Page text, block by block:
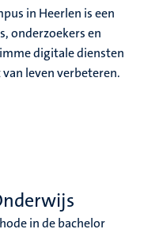
in Heerlen is een
onderzoekers en
digitale diensten
leven verbeteren.
in de bachelor